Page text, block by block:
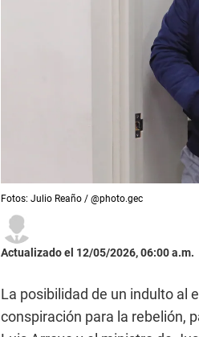
Fotos: Julio Reaño / @photo.gec
Actualizado el 12/05/2026, 06:00 a.m.
La posibilidad de un indulto al
conspiración para la rebelión,